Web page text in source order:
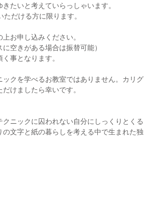
たいと考えていらっしゃいます。
だける方に限ります。
お申し込みください。
空きがある場合は振替可能）
事となります。
クを学べるお教室ではありません。カリグ
けましたら幸いです。
ニックに囚われない自分にしっくりとくる
文字と紙の暮らしを考える中で生まれた独